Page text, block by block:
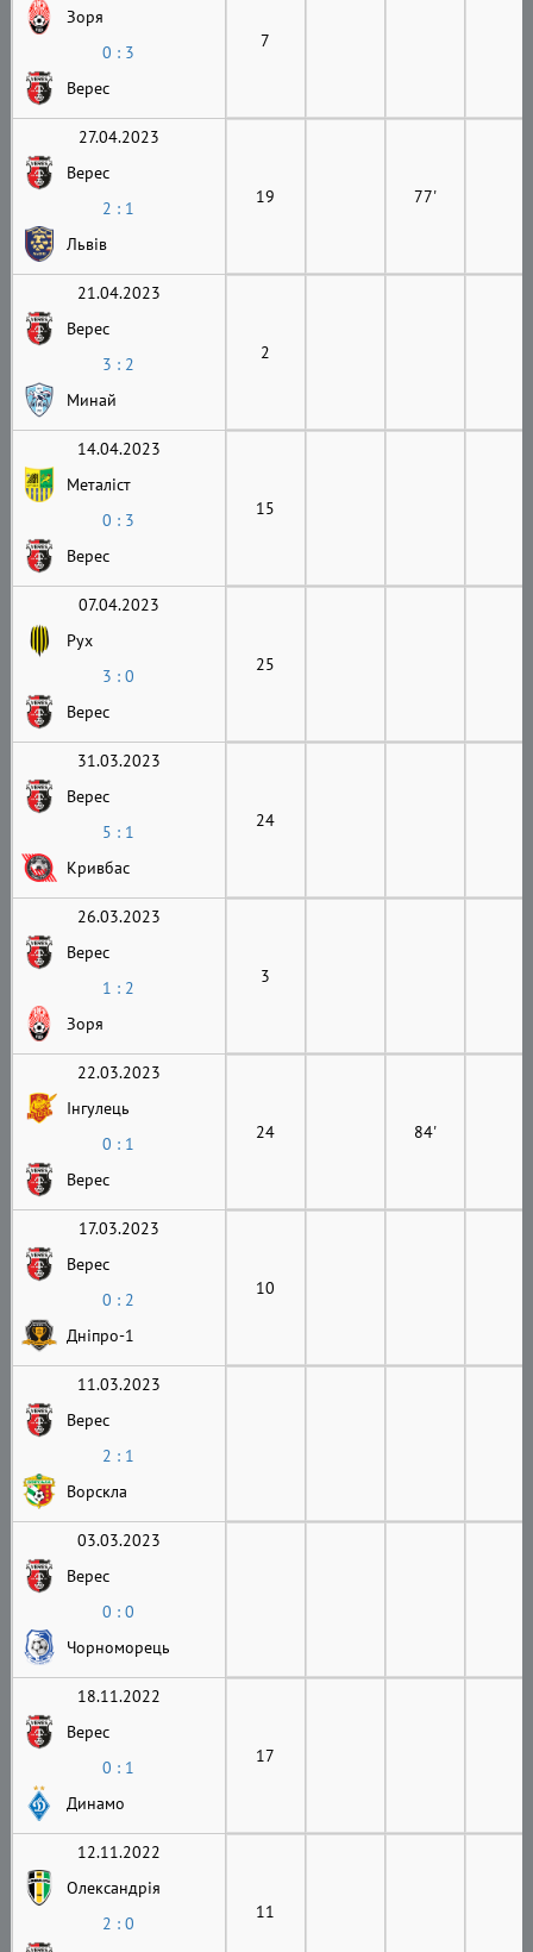
Зоря
0 : 3
Верес
7
27.04.2023
Верес
2 : 1
Львів
19 77'
21.04.2023
Верес
3 : 2
Минай
2
14.04.2023
Металіст
0 : 3
Верес
15
07.04.2023
Рух
3 : 0
Верес
25
31.03.2023
Верес
5 : 1
Кривбас
24
26.03.2023
Верес
1 : 2
Зоря
3
22.03.2023
Інгулець
0 : 1
Верес
24 84'
17.03.2023
Верес
0 : 2
Дніпро-1
10
11.03.2023
Верес
2 : 1
Ворскла
03.03.2023
Верес
0 : 0
Чорноморець
18.11.2022
Верес
0 : 1
Динамо
17
12.11.2022
Олександрія
2 : 0
11